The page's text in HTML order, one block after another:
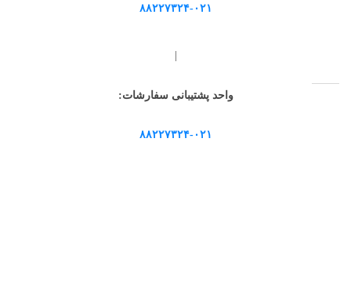
۸۸۲۲۷۳۲۴-۰۲۱
|
واحد پشتیبانی سفارشات:
۸۸۲۲۷۳۲۴-۰۲۱